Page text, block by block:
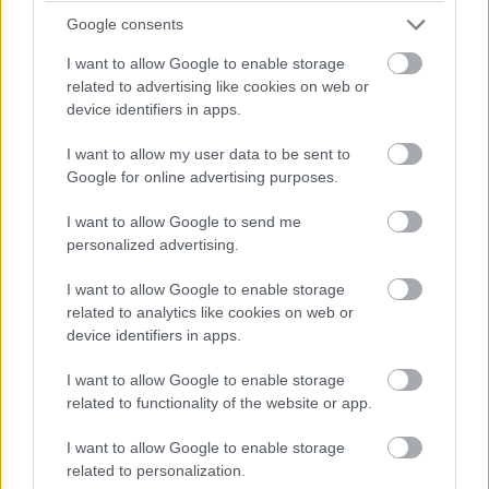
Google consents
I want to allow Google to enable storage
related to advertising like cookies on web or
device identifiers in apps.
I want to allow my user data to be sent to
Google for online advertising purposes.
I want to allow Google to send me
personalized advertising.
I want to allow Google to enable storage
related to analytics like cookies on web or
device identifiers in apps.
I want to allow Google to enable storage
related to functionality of the website or app.
I want to allow Google to enable storage
related to personalization.
Lindbladon. Verstappen viszont egyelőre messze a hetedik
helyen haladó Gaslytól.
Russell viszont fokozatosan közelít Piastrira, már csak fél
A visszajátszásból látszik, hogy Antonelli borzalmasan
visszafulladt a startnál és kiforogtak a kerekei, de a győzelmi
esélyeit legalább ennyire rontja, hogy körök óta nem boldogul
Verstappen vetődött be a hajtűben Lindblad mellé, feljött
nyolcadiknak a holland.